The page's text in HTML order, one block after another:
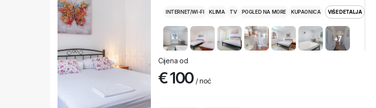
INTERNET/WI-FI KLIMA TV POGLED NA MORE KUPAONICA VIŠE DETALJA
+7
Cijena od
€ 100/ noć